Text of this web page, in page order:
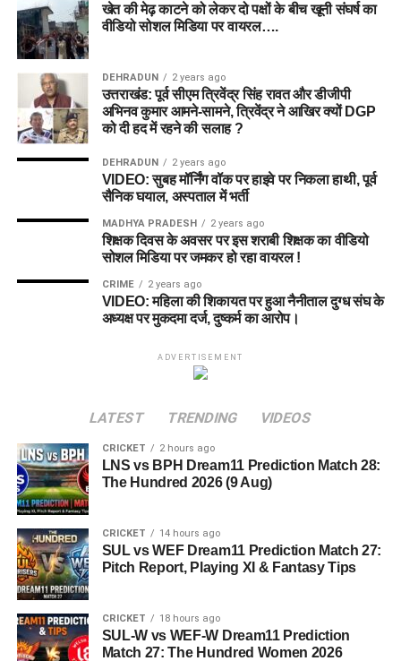
खेत की मेढ़ काटने को लेकर दो पक्षों के बीच खूनी संघर्ष का
वीडियो सोशल मिडिया पर वायरल….
DEHRADUN 2 years ago
उत्तराखंड: पूर्व सीएम त्रिवेंद्र सिंह रावत और डीजीपी
अभिनव कुमार आमने-सामने, त्रिवेंद्र ने आखिर क्यों DGP
को दी हद में रहने की सलाह ?
DEHRADUN 2 years ago
VIDEO: सुबह मॉर्निंग वॉक पर हाइवे पर निकला हाथी, पूर्व
सैनिक घयाल, अस्पताल में भर्ती
MADHYA PRADESH 2 years ago
शिक्षक दिवस के अवसर पर इस शराबी शिक्षक का वीडियो
सोशल मिडिया पर जमकर हो रहा वायरल !
CRIME 2 years ago
VIDEO: महिला की शिकायत पर हुआ नैनीताल दुग्ध संघ के
अध्यक्ष पर मुकदमा दर्ज, दुष्कर्म का आरोप।
ADVERTISEMENT
LATEST TRENDING VIDEOS
CRICKET 2 hours ago
LNS vs BPH Dream11 Prediction Match 28:
The Hundred 2026 (9 Aug)
CRICKET 14 hours ago
SUL vs WEF Dream11 Prediction Match 27:
Pitch Report, Playing XI & Fantasy Tips
CRICKET 18 hours ago
SUL-W vs WEF-W Dream11 Prediction
Match 27: The Hundred Women 2026